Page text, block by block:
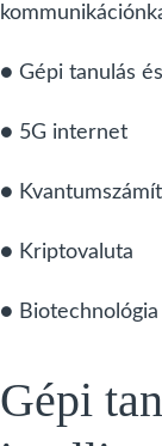
● Gépi tanulás
● 5G internet
●
● Kriptovaluta
● Biotechnológia
Gépi